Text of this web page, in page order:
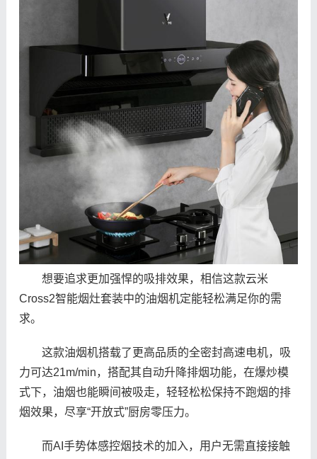
想要追求更加强悍的吸排效果，相信这款云米
Cross2智能烟灶套装中的油烟机定能轻松满足你的需
求。
这款油烟机搭载了更高品质的全密封高速电机，吸
力可达21m/min，搭配其自动升降排烟功能，在爆炒模
式下，油烟也能瞬间被吸走，轻轻松松保持不跑烟的排
烟效果，尽享“开放式”厨房零压力。
而AI手势体感控烟技术的加入，用户无需直接接触